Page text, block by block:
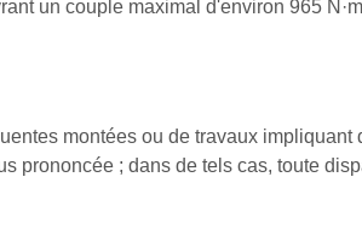
un couple maximal d'environ 965
montées ou de travaux
prononcée ; dans de tels cas, toute